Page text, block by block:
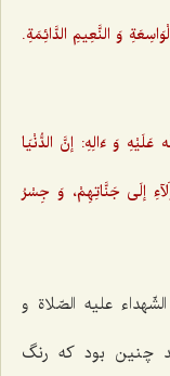
وَ النَّعِیمِ الدَّائِمَةِ.
وَ ءَالِهِ: إنَّ الدُّنْیَا
إلَی جَنَّاتِهِمْ، وَ جِسْرُ
علیه الصّلاة و
چنین بود که رنگ